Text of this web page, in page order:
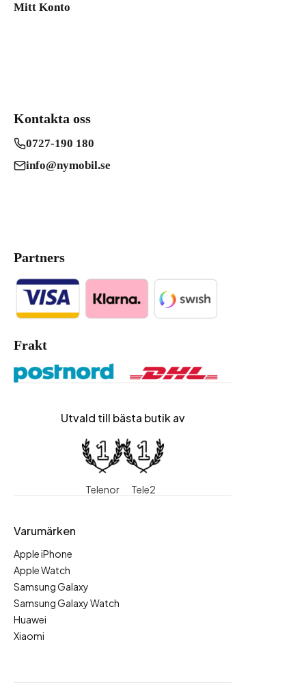
Mitt Konto
Kontakta oss
0727-190 180
info@nymobil.se
Partners
Frakt
Utvald till bästa butik av
Telenor Tele2
Varumärken
Apple iPhone
Apple Watch
Samsung Galaxy
Samsung Galaxy Watch
Huawei
Xiaomi